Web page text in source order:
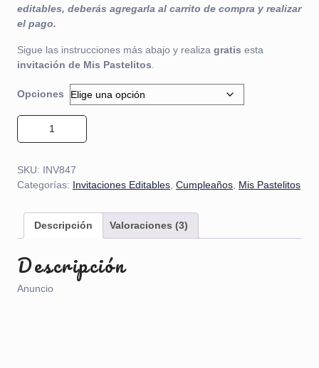
editables, deberás agregarla al carrito de compra y realizar
el pago.
Sigue las instrucciones más abajo y realiza gratis esta
invitación de Mis Pastelitos
Opciones
Invitación de Mis Pastelitos 01 cantidad
SKU: INV847
Categorías: Invitaciones Editables Cumpleaños Mis Pastelitos
Descripción Valoraciones (3)
Descripción
Anuncio